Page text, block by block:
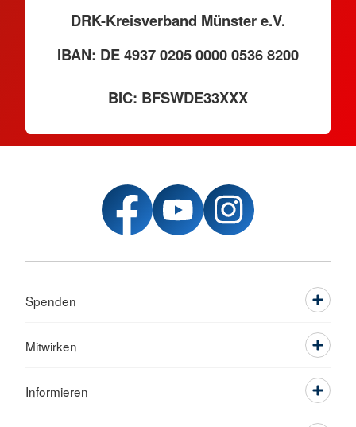
DRK-Kreisverband Münster e.V.
IBAN: DE 4937 0205 0000 0536 8200
BIC: BFSWDE33XXX
Spenden
Mitwirken
Informieren